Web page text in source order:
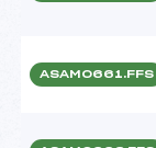
ASAM0661.FFS